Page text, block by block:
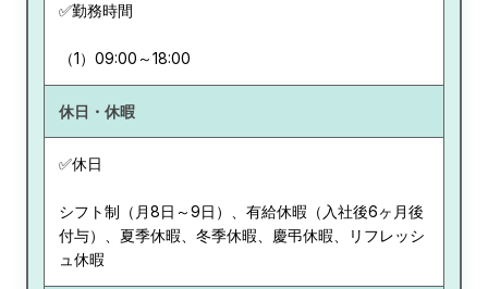
✅勤務時間
（1）09:00～18:00
休日・休暇
✅休日
シフト制（月8日～9日）、有給休暇（入社後6ヶ月後
付与）、夏季休暇、冬季休暇、慶弔休暇、リフレッシ
ュ休暇